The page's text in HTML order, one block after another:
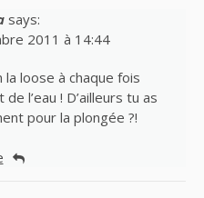
says:
2011 à 14:44
la loose à chaque fois
de l’eau ! D’ailleurs tu as
pour la plongée ?!